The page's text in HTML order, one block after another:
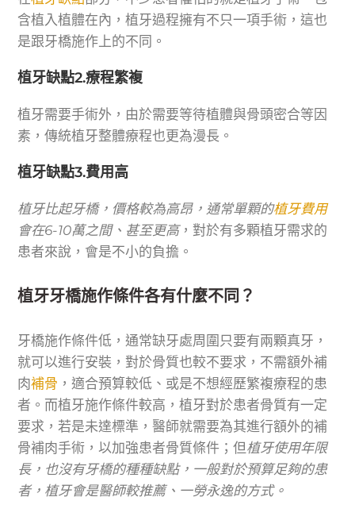
含植入植體在內，植牙過程擁有不只一項手術，這也
是跟牙橋施作上的不同。
植牙缺點2.療程繁複
植牙需要手術外，由於需要等待植體與骨頭密合等因
素，傳統植牙整體療程也更為漫長。
植牙缺點3.費用高
植牙比起牙橋，價格較為高昂，通常單顆的植牙費用
會在6-10萬之間、甚至更高，對於有多顆植牙需求的
患者來說，會是不小的負擔。
植牙牙橋施作條件各有什麼不同？
牙橋施作條件低，通常缺牙處周圍只要有兩顆真牙，
就可以進行安裝，對於骨質也較不要求，不需額外補
肉補骨 ，適合預算較低、或是不想經歷繁複療程的患
者。而植牙施作條件較高，植牙對於患者骨質有一定
要求，若是未達標準，醫師就需要為其進行額外的補
骨補肉手術，以加強患者骨質條件；但植牙使用年限
長，也沒有牙橋的種種缺點，一般對於預算足夠的患
者，植牙會是醫師較推薦、一勞永逸的方式。